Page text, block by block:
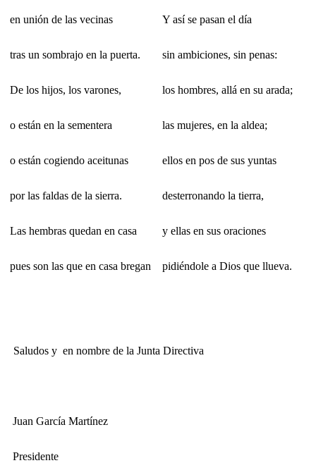
en unión de las vecinas
tras un sombrajo en la puerta.
De los hijos, los varones,
o están en la sementera
o están cogiendo aceitunas
por las faldas de la sierra.
Las hembras quedan en casa
pues son las que en casa bregan
Y así se pasan el día
sin ambiciones, sin penas:
los hombres, allá en su arada;
las mujeres, en la aldea;
ellos en pos de sus yuntas
desterronando la tierra,
y ellas en sus oraciones
pidiéndole a Dios que llueva.
Saludos y en nombre de la Junta Directiva
Juan García Martínez
Presidente